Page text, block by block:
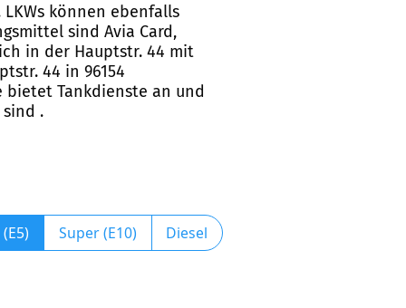
können ebenfalls
sind Avia Card,
in der Hauptstr. 44 mit
44 in 96154
bietet Tankdienste an und
.
Super (E10) Diesel